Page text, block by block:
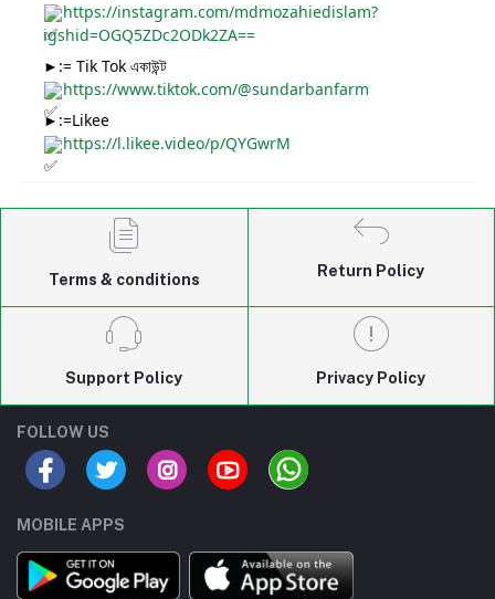
https://instagram.com/mdmozahiedislam?
igshid=OGQ5ZDc2ODk2ZA==
►:= Tik Tok একাউন্ট
https://www.tiktok.com/@sundarbanfarm
►:=Likee
https://l.likee.video/p/QYGwrM
Terms & conditions
Return Policy
Support Policy Privacy Policy
FOLLOW US
MOBILE APPS